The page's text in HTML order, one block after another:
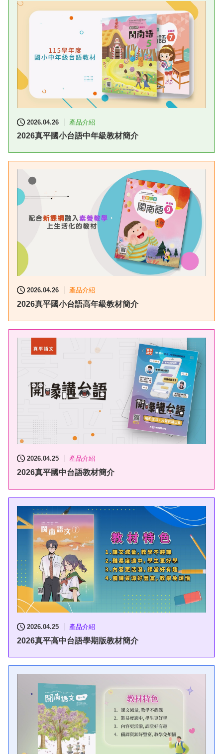
2026.04.26 產品介紹
2026真平國小台語中年級教材簡介
2026.04.26 產品介紹
2026真平國小台語高年級教材簡介
2026.04.25 產品介紹
2026真平國中台語教材簡介
2026.04.25 產品介紹
2026真平高中台語學期版教材簡介